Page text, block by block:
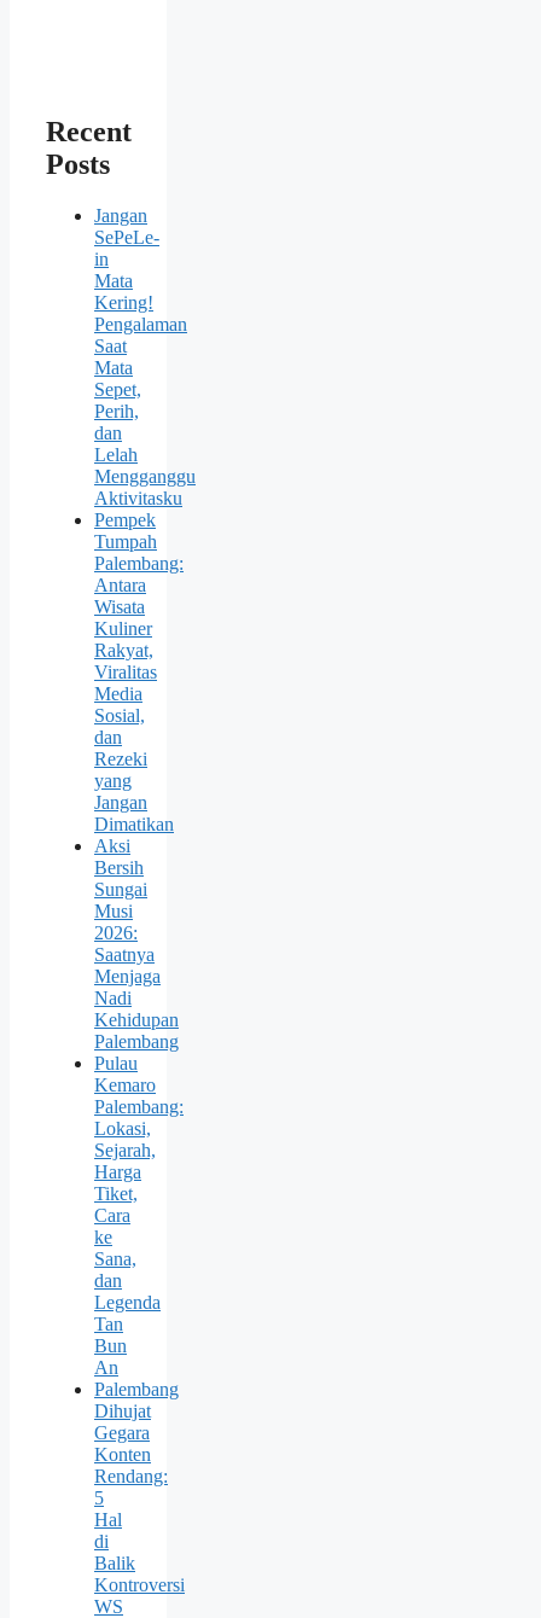
Recent
Posts
Jangan
SePeLe-
in
Mata
Kering!
Pengalaman
Saat
Mata
Sepet,
Perih,
dan
Lelah
Mengganggu
Aktivitasku
Pempek
Tumpah
Palembang:
Antara
Wisata
Kuliner
Rakyat,
Viralitas
Media
Sosial,
dan
Rezeki
yang
Jangan
Dimatikan
Aksi
Bersih
Sungai
Musi
2026:
Saatnya
Menjaga
Nadi
Kehidupan
Palembang
Pulau
Kemaro
Palembang:
Lokasi,
Sejarah,
Harga
Tiket,
Cara
ke
Sana,
dan
Legenda
Tan
Bun
An
Palembang
Dihujat
Gegara
Konten
Rendang:
5
Hal
di
Balik
Kontroversi
WS